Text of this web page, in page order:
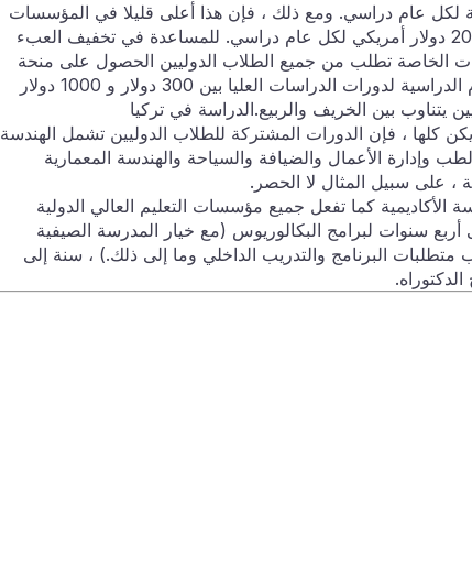
1500 دولار باللغة الإنجليزية لكل عام دراسي. ومع ذلك ، فإن هذا أعلى قليلا في المؤسسات
الخاصة ، حيث يتراوح من 6000 دولار أمريكي إلى 20000 دولار أمريكي لكل عام دراسي. للمساعدة في تخفيف العبء
الخاصة تطلب من جميع الطلاب الدوليين الحصول على منحة
دراسية تتراوح بين 10 و 50 بالمائة. تتراوح تكلفة الرسوم الدراسية لدورات الدراسات العليا بين 300 دولار و 1000 دولار
بين الخريف والربيع.الدراسة في تركيا
كلها ، فإن الدورات المشتركة للطلاب الدوليين تشمل الهندسة
وإدارة الأعمال والضيافة والسياحة والهندسة المعمارية
، على سبيل المثال لا الحصر.
الأكاديمية كما تفعل جميع مؤسسات التعليم العالي الدولية
سنوات لبرامج البكالوريوس (مع خيار المدرسة الصيفية
البرنامج والتدريب الداخلي وما إلى ذلك.) ، سنة إلى